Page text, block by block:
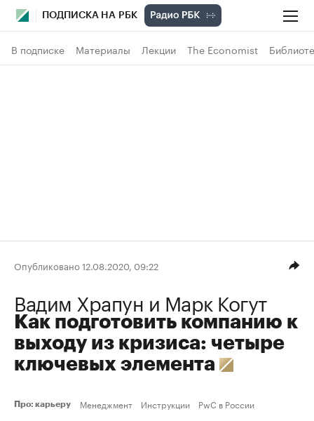
ПОДПИСКА НА РБК
В подписке Материалы Лекции The Economist
Опубликовано 12.08.2020, 09:22
Вадим Храпун и Марк Когут
Как подготовить компанию к
выходу из кризиса: четыре
ключевых элемента
Про: карьеру Менеджмент Инструкции PwC в России